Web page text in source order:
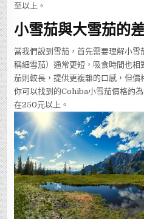
至以上。
小雪茄與大雪茄的
當我們說到雪茄，首先需要理解小
稱細雪茄）通常更短，吸食時間也
茄則較長，提供更複雜的口感，但價
你可以找到的Cohiba小雪茄價格約
在250元以上。